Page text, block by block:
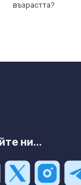
възрастта?
ни...